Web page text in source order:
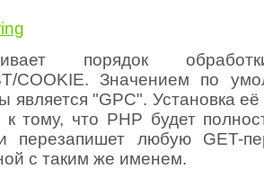
порядок
COOKIE. Значением по
является "GPC". Установка
к тому, что PHP будет
перезапишет любую GET-
с таким же именем.